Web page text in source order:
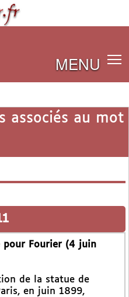
MENU
associés au mot
pour Fourier (4 juin
de la statue de
en juin 1899,